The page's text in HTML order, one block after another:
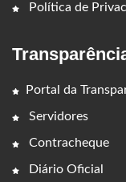
Política de
Portal da
Servidores
Contracheque
Diário Oficial